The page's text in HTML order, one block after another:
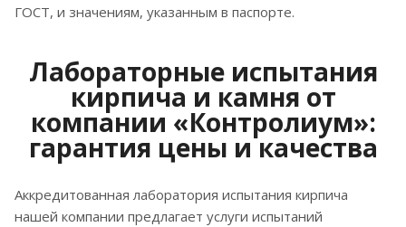
ГОСТ, и значениям, указанным в паспорте.
Лабораторные испытания
кирпича и камня от
компании «Контролиум»:
гарантия цены и качества
Аккредитованная лаборатория испытания кирпича
нашей компании предлагает услуги испытаний